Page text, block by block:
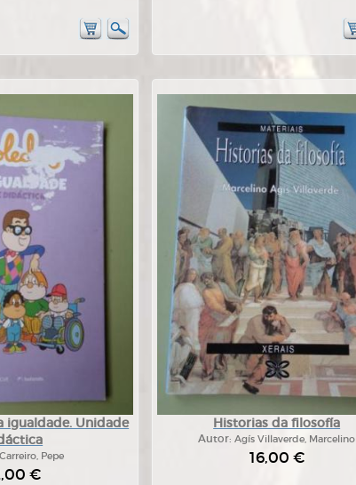
igualdade. Unidade
Carreiro, Pepe
€
Historias da filosofía
Autor:Agís Villaverde, Marcelino
16,00 €